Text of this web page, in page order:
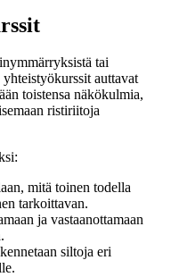
tai
auttavat
toistensa näkökulmia,
ristiriitoja
mitä toinen todella
tarkoittavan.
ja vastaanottamaan
siltoja eri